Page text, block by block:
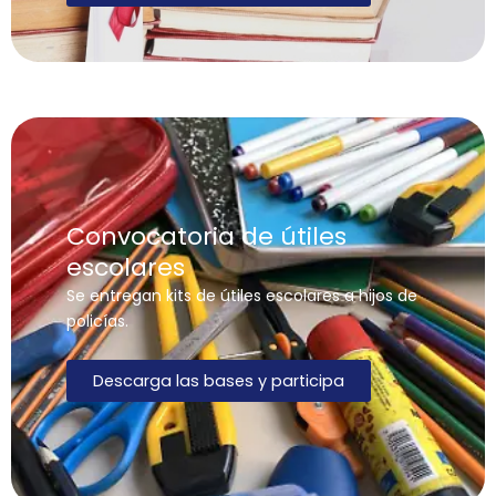
Convocatoria de útiles
escolares
Se entregan kits de útiles escolares a hijos de
policías.
Descarga las bases y participa